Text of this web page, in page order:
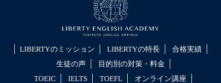
LIBERTYのミッション LIBERTYの特長
合格実績
生徒の声
目的別の対策・料金
TOEIC
IELTS TOEFL
オンライン講座